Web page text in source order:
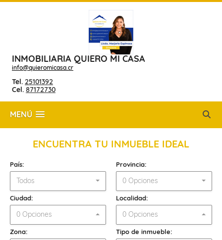
INMOBILIARIA QUIERO MI CASA
info@quieromicasa.cr
Tel. 25101392
Cel. 87172730
MENÚ
ENCUENTRA TU INMUEBLE IDEAL
País:
Todos
Provincia:
0 Opciones
Ciudad:
0 Opciones
Localidad:
0 Opciones
Zona: Tipo de inmueble: